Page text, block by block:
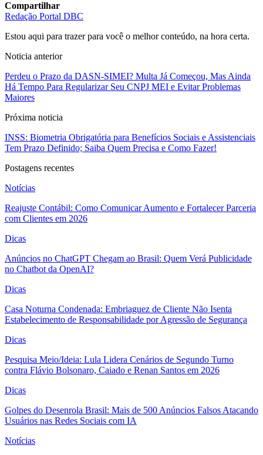
Compartilhar
Redação Portal DBC
Estou aqui para trazer para você o melhor conteúdo, na hora certa.
Noticia anterior
Perdeu o Prazo da DASN-SIMEI? Multa Já Começou, Mas Ainda
Há Tempo Para Regularizar Seu CNPJ MEI e Evitar Problemas
Maiores
Próxima noticia
INSS: Biometria Obrigatória para Benefícios Sociais e Assistenciais
Tem Prazo Definido; Saiba Quem Precisa e Como Fazer!
Postagens recentes
Notícias
Reajuste Contábil: Como Comunicar Aumento e Fortalecer Parceria
com Clientes em 2026
Dicas
Anúncios no ChatGPT Chegam ao Brasil: Quem Verá Publicidade
no Chatbot da OpenAI?
Dicas
Casa Noturna Condenada: Embriaguez de Cliente Não Isenta
Estabelecimento de Responsabilidade por Agressão de Segurança
Dicas
Pesquisa Meio/Ideia: Lula Lidera Cenários de Segundo Turno
contra Flávio Bolsonaro, Caiado e Renan Santos em 2026
Dicas
Golpes do Desenrola Brasil: Mais de 500 Anúncios Falsos Atacando
Usuários nas Redes Sociais com IA
Notícias